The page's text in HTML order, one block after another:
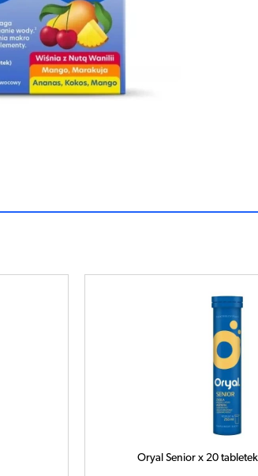
Oryal Senior x 20